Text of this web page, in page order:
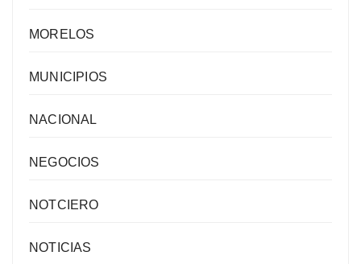
MORELOS
MUNICIPIOS
NACIONAL
NEGOCIOS
NOTCIERO
NOTICIAS